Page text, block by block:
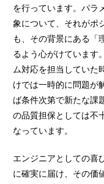
を行っています。パラ
象について、それがポ
も、その背景にある「
るよう心がけています
ム対応を担当していた
けでは一時的に問題が
ば条件次第で新たな課
の品質担保としては不
なっています。
エンジニアとしての喜
に確実に届け、その価